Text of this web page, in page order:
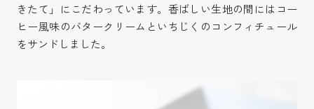
きたて」にこだわっています。香ばしい生地の間にはコー
ヒー風味のバタークリームといちじくのコンフィチュール
をサンドしました。